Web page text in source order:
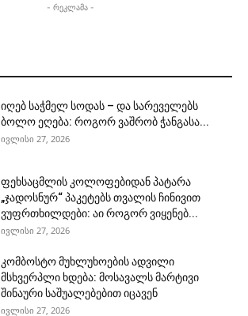
- რეკლამა -
იღებ საჭმელ სოდას – და სარეველებს
ბოლო ეღება: როგორ ვაშრობ ჭანგასა...
ივლისი 27, 2026
ფეხსაცმლის კოლოფებიდან პატარა
„ჯადოსნურ“ პაკეტებს თვალის ჩინივით
ვუფრთხილდები: აი როგორ ვიყენებ...
ივლისი 27, 2026
კომბოსტო მუხლუხოების ადვილი
მსხვერპლი ხდება: მოსავალს მარტივი
შინაური საშუალებებით იცავენ
ივლისი 27, 2026